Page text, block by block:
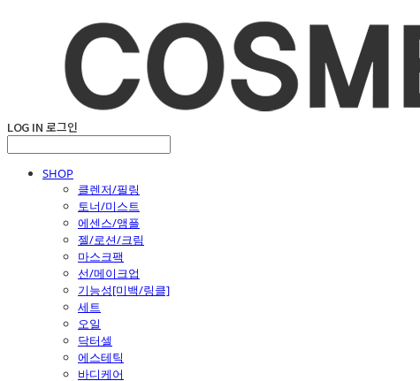
LOG IN 로그인
SHOP
클렌저/필링
토너/미스트
에센스/앰플
젤/로션/크림
마스크팩
선/메이크업
기능성[미백/링클]
세트
오일
닥터셀
에스테틱
바디케어